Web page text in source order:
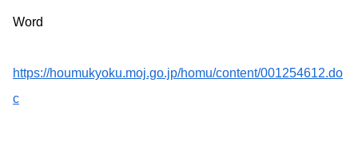
Word
https://houmukyoku.moj.go.jp/homu/content/001254612.do
c